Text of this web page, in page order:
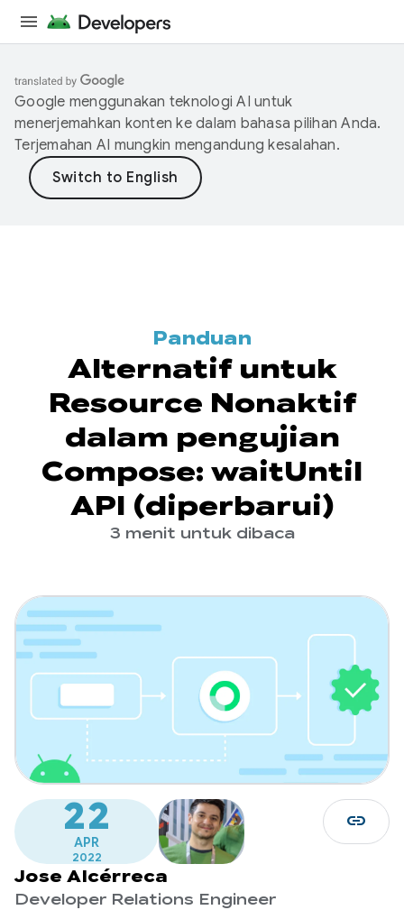
Google menggunakan teknologi AI untuk
menerjemahkan konten ke dalam bahasa pilihan Anda.
Terjemahan AI mungkin mengandung kesalahan.
Panduan
Alternatif untuk
Resource Nonaktif
dalam pengujian
Compose: waitUntil
API (diperbarui)
3 menit untuk dibaca
22
APR
2022
Jose Alcérreca
Developer Relations Engineer
link